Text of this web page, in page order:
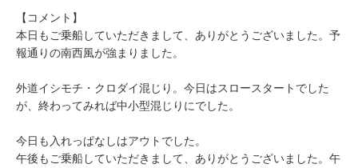
【コメント】
本日もご乗船していただきまして、ありがとうございました。予
報通りの南西風が強まりました。
外道イシモチ・クロダイ混じり。今日はスロースタートでした
が、終わってみれば中小型混じりにでした。
今日も入れっぱなしはアウトでした。
午後もご乗船していただきまして、ありがとうございました。午